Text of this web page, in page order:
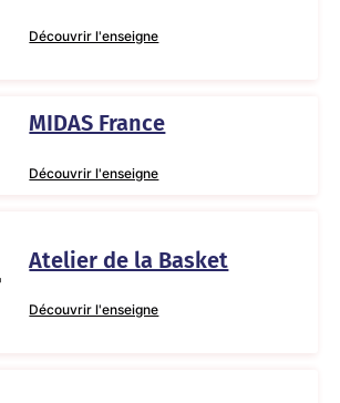
Découvrir l'enseigne
MIDAS France
Découvrir l'enseigne
Atelier de la Basket
Découvrir l'enseigne